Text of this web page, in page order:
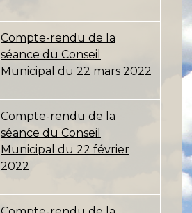
Compte-rendu de la
séance du Conseil
Municipal du 22 mars 2022
Compte-rendu de la
séance du Conseil
Municipal du 22 février
2022